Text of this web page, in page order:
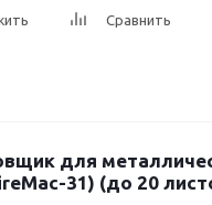
Сравнить
для
31) (до 20